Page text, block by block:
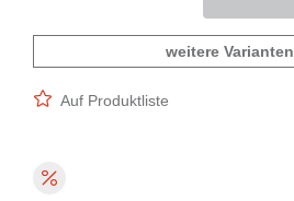
weitere Varianten
Auf Produktliste